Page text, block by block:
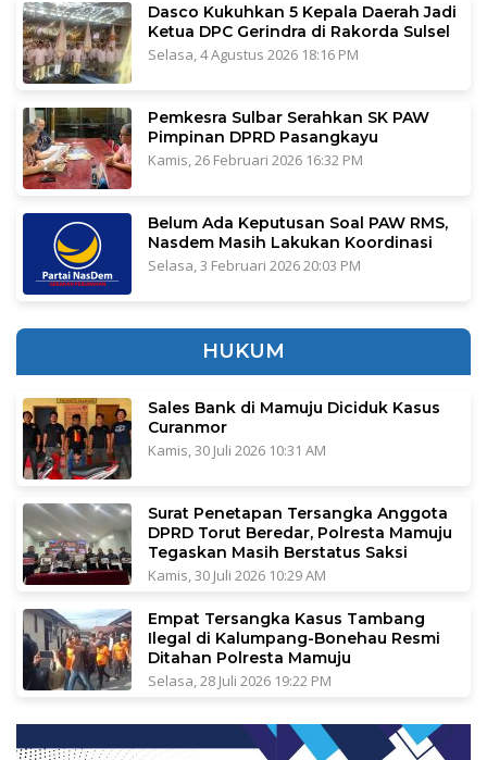
Dasco Kukuhkan 5 Kepala Daerah Jadi
Ketua DPC Gerindra di Rakorda Sulsel
Selasa, 4 Agustus 2026 18:16 PM
Pemkesra Sulbar Serahkan SK PAW
Pimpinan DPRD Pasangkayu
Kamis, 26 Februari 2026 16:32 PM
Belum Ada Keputusan Soal PAW RMS,
Nasdem Masih Lakukan Koordinasi
Selasa, 3 Februari 2026 20:03 PM
HUKUM
Sales Bank di Mamuju Diciduk Kasus
Curanmor
Kamis, 30 Juli 2026 10:31 AM
Surat Penetapan Tersangka Anggota
DPRD Torut Beredar, Polresta Mamuju
Tegaskan Masih Berstatus Saksi
Kamis, 30 Juli 2026 10:29 AM
Empat Tersangka Kasus Tambang
Ilegal di Kalumpang-Bonehau Resmi
Ditahan Polresta Mamuju
Selasa, 28 Juli 2026 19:22 PM